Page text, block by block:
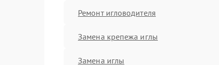
Ремонт игловодителя
Замена крепежа иглы
Замена иглы